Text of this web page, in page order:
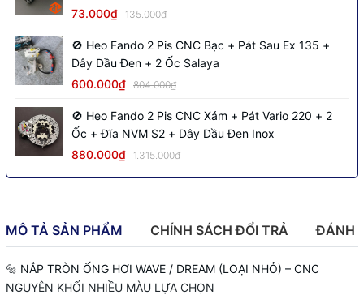
73.000₫ 135.000₫
🚫 Heo Fando 2 Pis CNC Bạc + Pát Sau Ex 135 +
Dây Dầu Đen + 2 Ốc Salaya
600.000₫ 804.000₫
🚫 Heo Fando 2 Pis CNC Xám + Pát Vario 220 + 2
Ốc + Đĩa NVM S2 + Dây Dầu Đen Inox
880.000₫ 1.315.000₫
MÔ TẢ SẢN PHẨM CHÍNH SÁCH ĐỔI TRẢ ĐÁNH
🔩 NẮP TRÒN ỐNG HƠI WAVE / DREAM (LOẠI NHỎ) – CNC
NGUYÊN KHỐI NHIỀU MÀU LỰA CHỌN